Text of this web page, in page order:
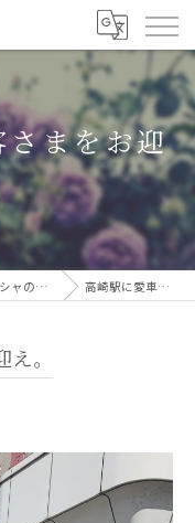
さまをお迎
チュアルブログ 高崎駅に愛車でお客さまをお迎え。
。